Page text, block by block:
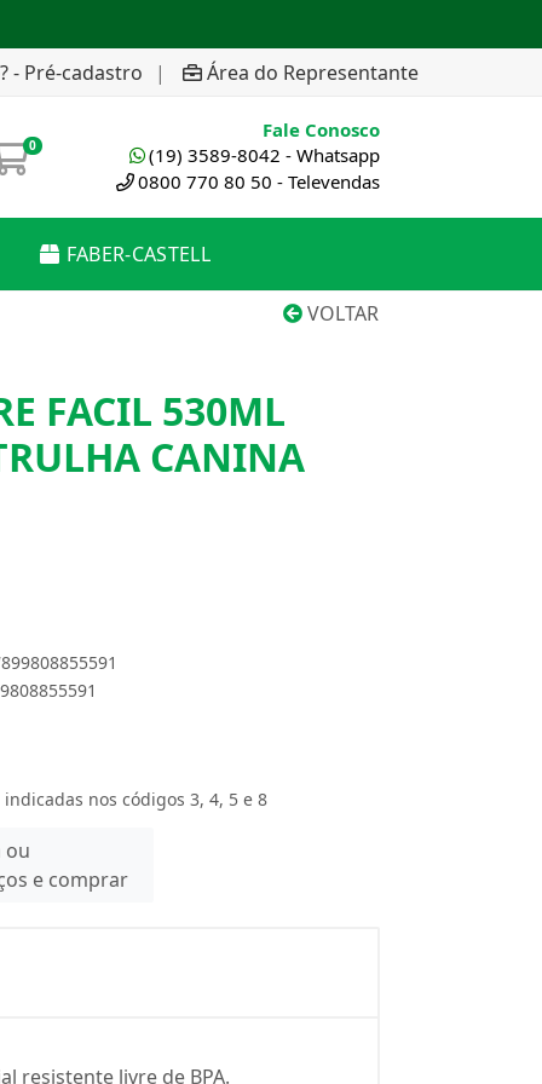
- Pré-cadastro | Área do Representante
0
Fale Conosco
(19) 3589-8042 - Whatsapp
0800 770 80 50 - Televendas
FABER-CASTELL
VOLTAR
FACIL 530ML
CANINA
nos códigos 3, 4, 5 e 8
ou
e comprar
resistente livre de BPA.